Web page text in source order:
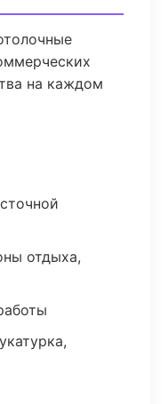
на каждом
отдыха,